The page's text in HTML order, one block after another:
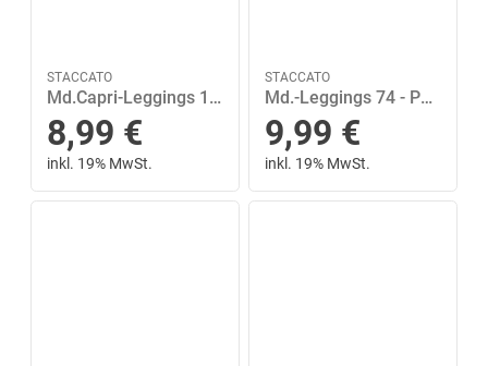
STACCATO
Md.Capri-Leggings 128/134 - Lime Green
8,99 €
inkl. 19% MwSt.
STACCATO
Md.-Leggings 74 - Papaya
9,99 €
inkl. 19% MwSt.